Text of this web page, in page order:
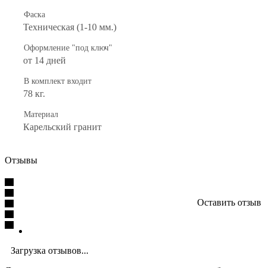
Фаска
Техническая (1-10 мм.)
Оформление "под ключ"
от 14 дней
В комплект входит
78 кг.
Материал
Карельский гранит
Отзывы
Оставить отзыв
Загрузка отзывов...